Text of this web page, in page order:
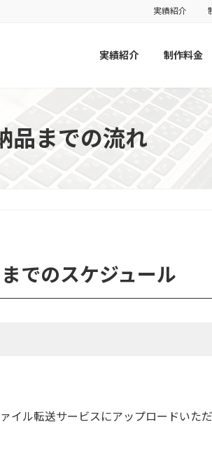
実績紹介
実績紹介 制作料金
品までの流れ
でのスケジュール
ル転送サービスにアップロードいた